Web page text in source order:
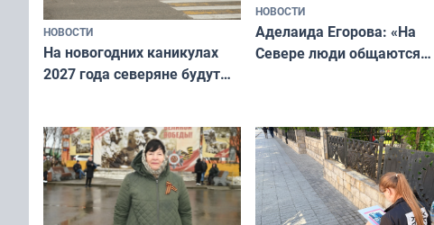
НОВОСТИ
На новогодних каникулах
2027 года северяне будут
НОВОСТИ
Аделаида Егорова: «На
Севере люди общаются